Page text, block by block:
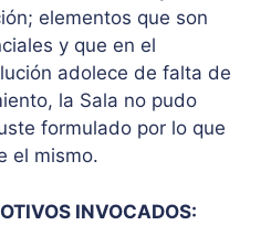
elementos que son
y que en el
adolece de falta de
la Sala no pudo
formulado por lo que
el mismo.
INVOCADOS: